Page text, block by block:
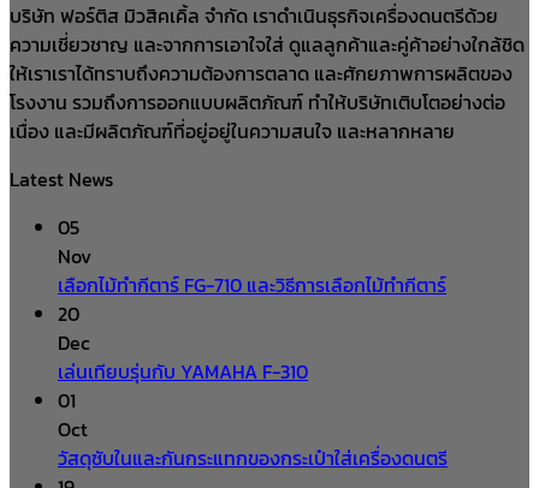
บริษัท ฟอร์ติส มิวสิคเคิ้ล จำกัด เราดำเนินธุรกิจเครื่องดนตรีด้วย
ความเชี่ยวชาญ และจากการเอาใจใส่ ดูแลลูกค้าและคู่ค้าอย่างใกล้ชิด
ให้เราเราได้ทราบถึงความต้องการตลาด และศักยภาพการผลิตของ
โรงงาน รวมถึงการออกแบบผลิตภัณฑ์ ทำให้บริษัทเติบโตอย่างต่อ
เนื่อง และมีผลิตภัณฑ์ที่อยู่อยู่ในความสนใจ และหลากหลาย
Latest News
05
Nov
เลือกไม้ทำกีตาร์ FG-710 และวิธีการเลือกไม้ทำกีตาร์
20
Dec
เล่นเทียบรุ่นกับ YAMAHA F-310
01
Oct
วัสดุซับในและกันกระแทกของกระเป๋าใส่เครื่องดนตรี